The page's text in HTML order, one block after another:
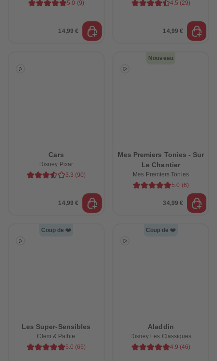
5.0 (9)
14,99 €
4.5 (29)
14,99 €
Cars
Disney Pixar
3.3 (90)
14,99 €
Nouveau
Mes Premiers Tonies - Sur
Le Chantier
Mes Premiers Tonies
5.0 (6)
34,99 €
Coup de ❤️
Les Super-Sensibles
Clem & Pathie
5.0 (65)
Coup de ❤️
Aladdin
Disney Les Classiques
4.9 (46)